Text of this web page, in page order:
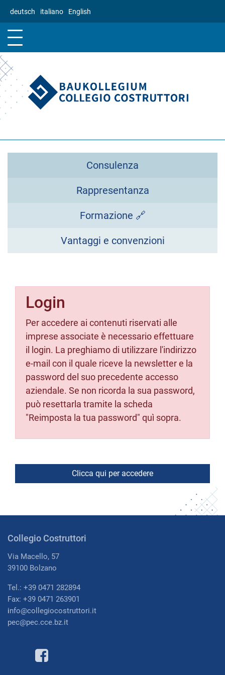
al
principale
deutsch italiano English
Consulenza
Rappresentanza
Formazione 🔗
Vantaggi e convenzioni
Login
Per accedere ai contenuti riservati alle
imprese associate è necessario effettuare
il login. La preghiamo di utilizzare l'indirizzo
e-mail con il quale riceve la newsletter e la
password del suo precedente accesso
aziendale. Se non ricorda la sua password,
può resettarla tramite la scheda
"Reimposta la tua password" quì sopra.
Collegio Costruttori
Via Macello, 57
39100 Bolzano
Tel.: +39 0471 282894
Fax: +39 0471 263901
info@collegiocostruttori.it
pec@pec.cce.bz.it